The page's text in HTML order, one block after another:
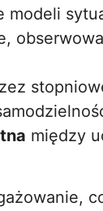
modeli
między